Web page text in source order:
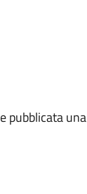
pubblicata una